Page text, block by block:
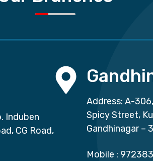
Induben
CG Road,
Address: A-
Spicy Street,
Gandhinagar –
Mobile :